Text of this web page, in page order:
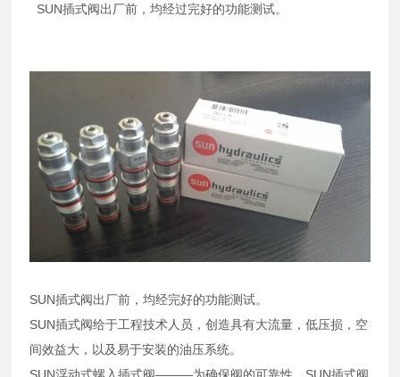
SUN插式阀出厂前，均经过完好的功能测试。
SUN插式阀出厂前，均经完好的功能测试。
SUN插式阀给于工程技术人员，创造具有大流量，低压损，空
间效益大，以及易于安装的油压系统。